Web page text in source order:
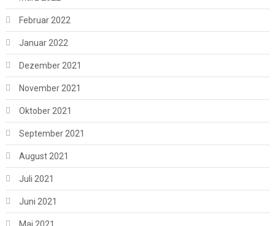
Februar 2022
Januar 2022
Dezember 2021
November 2021
Oktober 2021
September 2021
August 2021
Juli 2021
Juni 2021
Mai 2021